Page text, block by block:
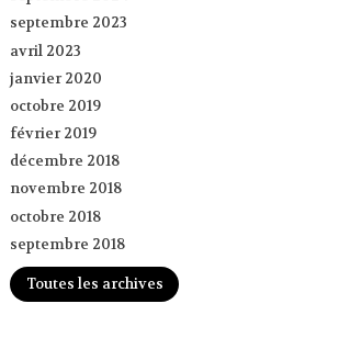
septembre 2023
avril 2023
janvier 2020
octobre 2019
février 2019
décembre 2018
novembre 2018
octobre 2018
septembre 2018
Toutes les archives